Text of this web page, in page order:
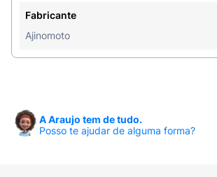
naturalmente.
Praticidade:
levar para a academia, trilha ou
Qualidade Garantida:Tecnologia
Fabricante
Ajinomoto
A Araujo tem de tudo.
Posso te ajudar de alguma forma?